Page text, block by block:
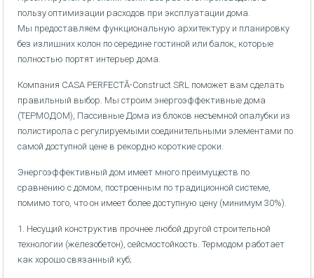
пользу оптимизации расходов при эксплуатации дома.
Мы предоставляем функциональную архитектуру и планировку
без излишних колон по середине гостиной или балок, которые
полностью портят интерьер дома.
Компания CASA PERFECTĂ-Construct SRL поможет вам сделать
правильный выбор. Мы строим энергоэффективные дома
(ТЕРМОДОМ), Пассивные Дома из блоков несъемной опалубки из
полистирола с регулируемыми соединительными элементами по
самой доступной цене в рекордно короткие сроки.
Энергоэффективный дом имеет много преимуществ по
сравнению с домом, построенным по традиционной системе,
помимо того, что он имеет более доступную цену (минимум 30%).
1. Несущий конструктив прочнее любой другой строительной
технологии (железобетон), сейсмостойкость. Термодом работает
как хорошо связанный куб;